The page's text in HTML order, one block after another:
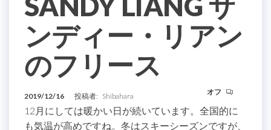
ンディー・リアン
のフリース
2019/12/16 投稿者: Shibahara オフ
12月にしては暖かい日が続いています。全国的に
も気温が高めですね。冬はスキーシーズンですが、